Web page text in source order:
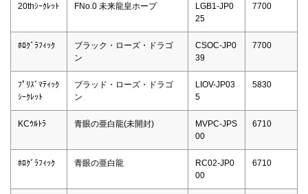
20thｼｰｸﾚｯﾄ FNo.0 未来龍皇ホープ
LGB1-JP0
25
7700
ﾎﾛｸﾞﾗﾌｨｯｸ
ブラック・ローズ・ドラゴ
ン
CSOC-JP0
39
7700
ﾌﾟﾘｽﾞﾏﾃｨｯｸ
ｼｰｸﾚｯﾄ
ブラッド・ローズ・ドラゴ
ン
LIOV-JP03
5
5830
KCｳﾙﾄﾗ 青眼の亜白龍(未開封)
MVPC-JPS
00
6710
ﾎﾛｸﾞﾗﾌｨｯｸ 青眼の亜白龍
RC02-JP0
00
6710